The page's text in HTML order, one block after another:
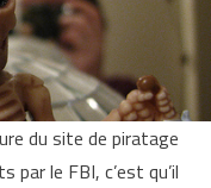
du site de piratage
par le FBI, c’est qu’il